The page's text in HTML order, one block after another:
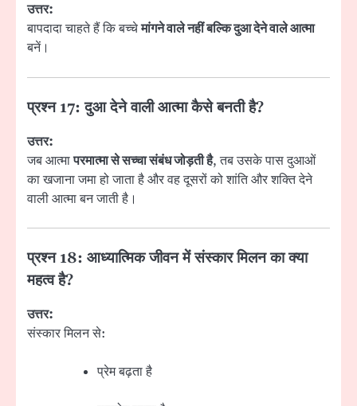
उत्तर:
बापदादा चाहते हैं कि बच्चेमांगने वाले नहीं बल्कि दुआ देने वाले आत्मा
बनें।
प्रश्न 17: दुआ देने वाली आत्मा कैसे बनती है?
उत्तर:
जब आत्मापरमात्मा से सच्चा संबंध जोड़ती है, तब उसके पास दुआओं
का खजाना जमा हो जाता है और वह दूसरों को शांति और शक्ति देने
वाली आत्मा बन जाती है।
प्रश्न 18: आध्यात्मिक जीवन में संस्कार मिलन का क्या
महत्व है?
उत्तर:
संस्कार मिलन से:
प्रेम बढ़ता है